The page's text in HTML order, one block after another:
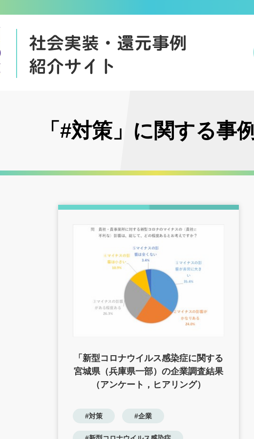
「#対策」に関する事例
「新型コロナウイルス感染症に関する
宮城県（兵庫県一部）の企業調査結果
（アンケート，ヒアリング）
#対策 #企業